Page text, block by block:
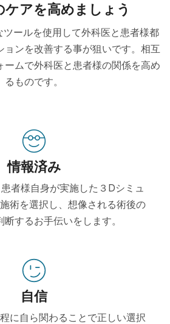
ケアを高めましょう
ールを使用して外科医と患者様都
ョンを改善する事が狙いです。相互
ームで外科医と患者様の関係を高め
るものです。
情報済み
者様自身が実施した３Dシミュ
術を選択し、想像される術後の
するお手伝いをします。
自信
に自ら関わることで正しい選択